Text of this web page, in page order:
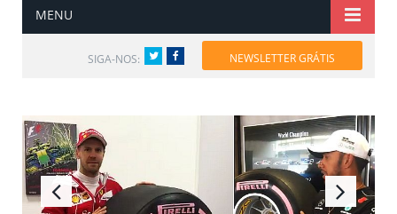
MENU
SIGA-NOS: TwitterFacebook NEWSLETTER GRÁTIS